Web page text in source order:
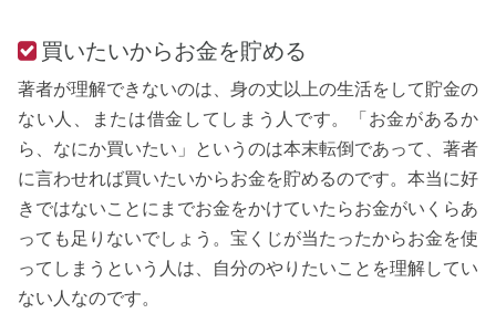
買いたいからお金を貯める
著者が理解できないのは、身の丈以上の生活をして貯金の
ない人、または借金してしまう人です。「お金があるか
ら、なにか買いたい」というのは本末転倒であって、著者
に言わせれば買いたいからお金を貯めるのです。本当に好
きではないことにまでお金をかけていたらお金がいくらあ
っても足りないでしょう。宝くじが当たったからお金を使
ってしまうという人は、自分のやりたいことを理解してい
ない人なのです。